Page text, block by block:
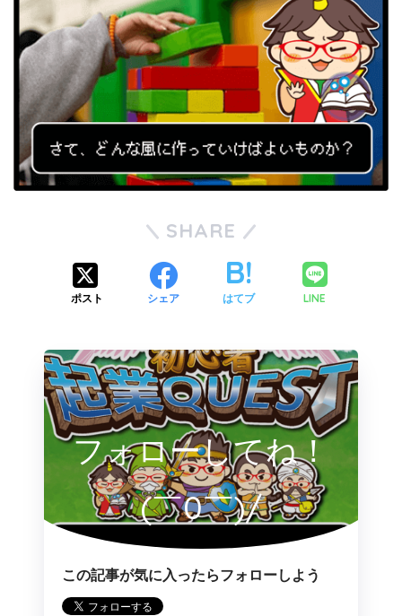
SHARE
ポスト シェア はてブ LINE
フォローしてね！
(￣0￣)/
この記事が気に入ったらフォローしよう